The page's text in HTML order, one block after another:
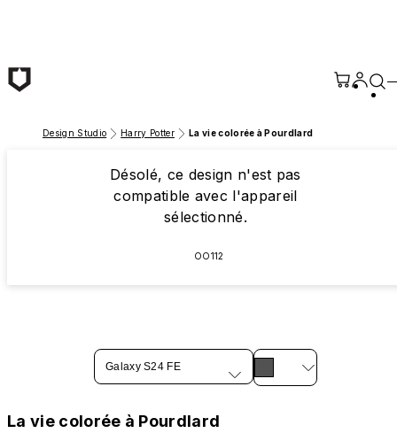
Design Studio Harry Potter La vie colorée à Pourdlard
Désolé, ce design n'est pas
compatible avec l'appareil
sélectionné.
OO112
Galaxy S24 FE
La vie colorée à Pourdlard